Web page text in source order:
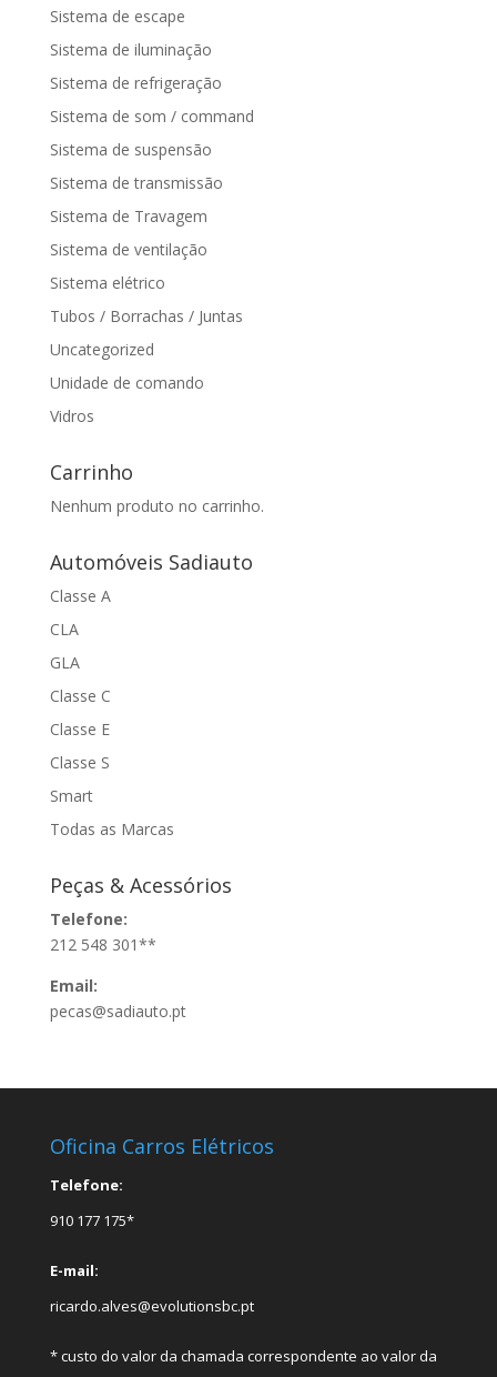
Sistema de escape
Sistema de iluminação
Sistema de refrigeração
Sistema de som / command
Sistema de suspensão
Sistema de transmissão
Sistema de Travagem
Sistema de ventilação
Sistema elétrico
Tubos / Borrachas / Juntas
Uncategorized
Unidade de comando
Vidros
Carrinho
Nenhum produto no carrinho.
Automóveis Sadiauto
Classe A
CLA
GLA
Classe C
Classe E
Classe S
Smart
Todas as Marcas
Peças & Acessórios
Telefone:
212 548 301**
Email:
pecas@sadiauto.pt
Oficina Carros Elétricos
Telefone:
910 177 175*
E-mail:
ricardo.alves@evolutionsbc.pt
* custo do valor da chamada correspondente ao valor da